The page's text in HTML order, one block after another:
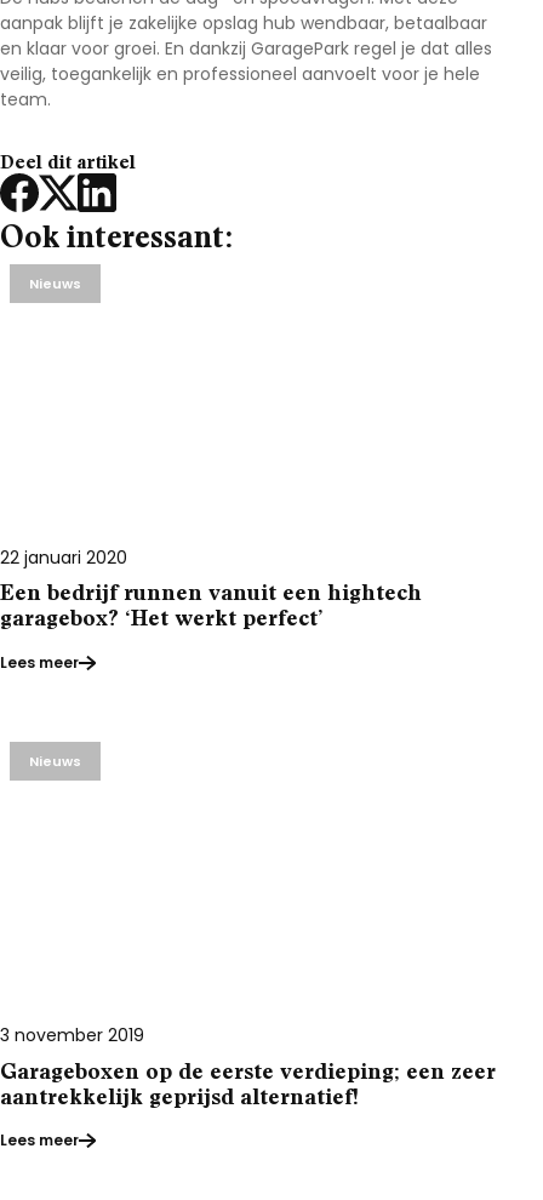
aanpak blijft je zakelijke opslag hub wendbaar, betaalbaar
en klaar voor groei. En dankzij GaragePark regel je dat alles
veilig, toegankelijk en professioneel aanvoelt voor je hele
team.
Deel dit artikel
Ook interessant:
22 januari 2020
Een bedrijf runnen vanuit een hightech
garagebox? ‘Het werkt perfect’
Lees meer
Nieuws
3 november 2019
Garageboxen op de eerste verdieping; een zeer
aantrekkelijk geprijsd alternatief!
Lees meer
Nieuws